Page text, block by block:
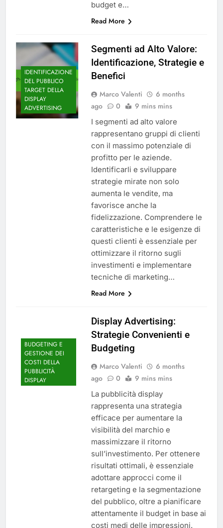
budget e…
Read More
IDENTIFICAZIONE
DEL PUBBLICO
TARGET DELLA
DISPLAY
ADVERTISING
Segmenti ad Alto Valore:
Identificazione, Strategie e
Benefici
Marco Valenti
6 months
ago
0 9 mins mins
I segmenti ad alto valore
rappresentano gruppi di clienti
con il massimo potenziale di
profitto per le aziende.
Identificarli e sviluppare
strategie mirate non solo
aumenta le vendite, ma
favorisce anche la
fidelizzazione. Comprendere le
caratteristiche e le esigenze di
questi clienti è essenziale per
ottimizzare il ritorno sugli
investimenti e implementare
tecniche di marketing…
Read More
BUDGETING E
GESTIONE DEI
COSTI DELLA
PUBBLICITÀ
DISPLAY
Display Advertising:
Strategie Convenienti e
Budgeting
Marco Valenti
6 months
ago
0 9 mins mins
La pubblicità display
rappresenta una strategia
efficace per aumentare la
visibilità del marchio e
massimizzare il ritorno
sull’investimento. Per ottenere
risultati ottimali, è essenziale
adottare approcci come il
retargeting e la segmentazione
del pubblico, oltre a pianificare
attentamente il budget in base ai
costi medi delle impressioni.